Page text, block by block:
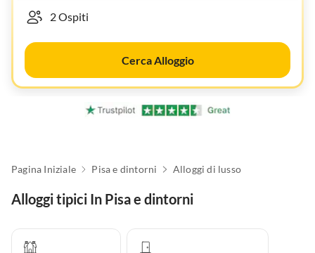
Cerca Alloggio
Pagina Iniziale Pisa e dintorni Alloggi di lusso
Alloggi tipici In Pisa e dintorni